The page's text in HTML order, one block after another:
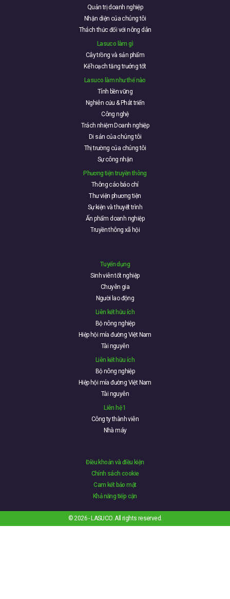
Quản trị doanh nghiệp
Nhận diện của chúng tôi
Thách thức đối với nông dân
Lasuco làm gì
Cây trồng và sản phẩm
Kế hoạch tăng trưởng tốt
Lasuco làm như thế nào
Tính bền vững
Nghiên cứu & Phát triển
Công nghệ
Trách nhiệm Doanh nghiệp
Di sản của chúng tôi
Thị trường của chúng tôi
Sự công nhận
Phương tiện truyền thông
Thông cáo báo chí
Thư viện phương tiện
Sự kiện và thuyết trình
Ấn phẩm doanh nghiệp
Truyền thông xã hội
Tuyển dụng
Sinh viên tốt nghiệp
Chuyên gia
Người lao động
Liên kết hữu ích
Bộ nông nghiệp
Hiệp hội mía đường Việt Nam
Tài nguyên
Liên kết hữu ích
Bộ nông nghiệp
Hiệp hội mía đường Việt Nam
Tài nguyên
Liên hệ 1
Công ty thành viên
Nhà máy
Điều khoản và điều kiện
Chính sách cookie
Cam kết bảo mật
Khả năng tiếp cận
© 2026 - LASUCO. All rights reserved.